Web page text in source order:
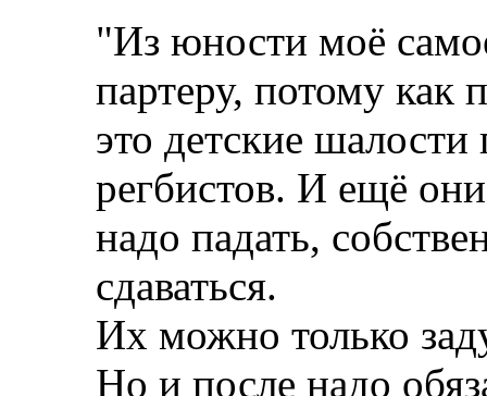
"Из юности моё
партеру, потому как
это детские
регбистов. И ещё
надо падать,
сдаваться.
Их можно только
Но и после надо